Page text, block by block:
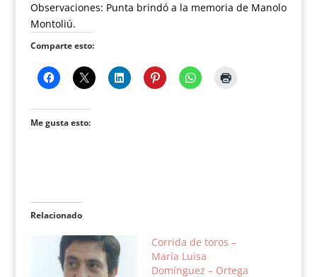
Observaciones: Punta brindó a la memoria de Manolo
Montoliú.
Comparte esto:
Me gusta esto:
Relacionado
Corrida de toros –
María Luisa
Domínguez – Ortega